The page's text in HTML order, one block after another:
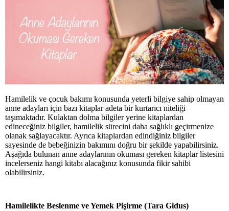
Hamilelik ve çocuk bakımı konusunda yeterli bilgiye sahip olmayan
anne adayları için bazı kitaplar adeta bir kurtarıcı niteliği
taşımaktadır. Kulaktan dolma bilgiler yerine kitaplardan
edineceğiniz bilgiler, hamilelik sürecini daha sağlıklı geçirmenize
olanak sağlayacaktır. Ayrıca kitaplardan edindiğiniz bilgiler
sayesinde de bebeğinizin bakımını doğru bir şekilde yapabilirsiniz.
Aşağıda bulunan anne adaylarının okuması gereken kitaplar listesini
incelerseniz hangi kitabı alacağınız konusunda fikir sahibi
olabilirsiniz.
Hamilelikte Beslenme ve Yemek Pişirme (Tara Gidus)